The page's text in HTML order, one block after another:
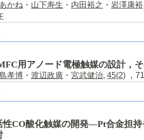
かね ・ 山下寿生 ・ 内田裕之 ・ 岩澤康裕
用アノード電極触媒の設計，
孝博 ・ 渡辺政廣 ・ 宮武健治, 45(2) ，
性CO酸化触媒の開発―Pt合金担